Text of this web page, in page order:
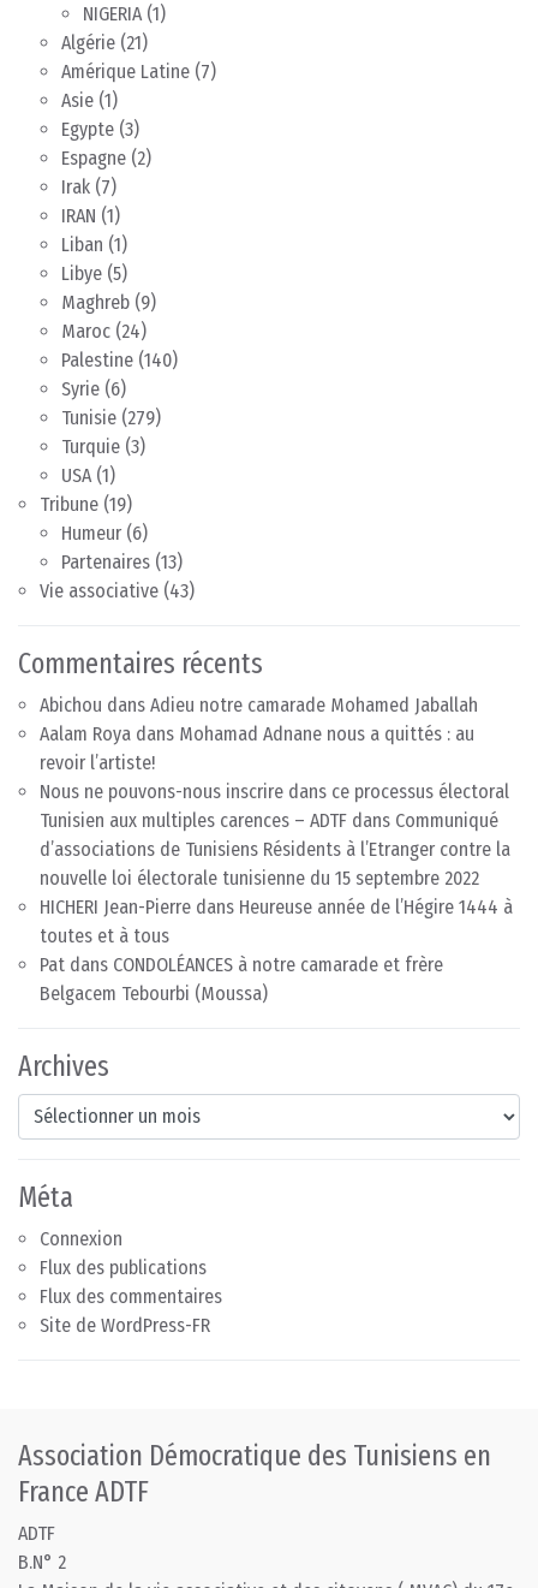
NIGERIA(1)
Algérie (21)
Amérique Latine (7)
Asie (1)
Egypte (3)
Espagne (2)
Irak (7)
IRAN (1)
Liban (1)
Libye (5)
Maghreb (9)
Maroc (24)
Palestine (140)
Syrie (6)
Tunisie (279)
Turquie (3)
USA(1)
Tribune (19)
Humeur (6)
Partenaires (13)
Vie associative (43)
Commentaires récents
Abichou dans Adieu notre camarade Mohamed Jaballah
Aalam Roya dans Mohamad Adnane nous a quittés : au
revoir l’artiste!
Nous ne pouvons-nous inscrire dans ce processus électoral
Tunisien aux multiples carences – ADTF dans Communiqué
d’associations de Tunisiens Résidents à l’Etranger contre la
nouvelle loi électorale tunisienne du 15 septembre 2022
HICHERI Jean-Pierre dans Heureuse année de l’Hégire 1444 à
toutes et à tous
Pat dans CONDOLÉANCES à notre camarade et frère
Belgacem Tebourbi (Moussa)
Archives
Archives
Méta
Connexion
Flux des publications
Flux des commentaires
Site de WordPress-FR
Association Démocratique des Tunisiens en
France ADTF
ADTF
B.N° 2